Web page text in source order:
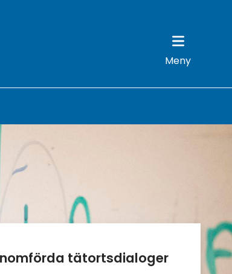
Meny
tätortsdialoger